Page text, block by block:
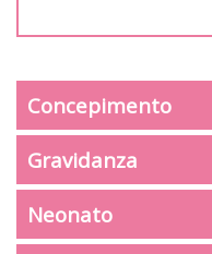
Concepimento
Gravidanza
Neonato